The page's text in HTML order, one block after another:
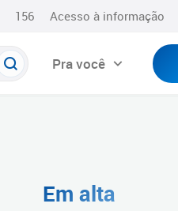
156 Acesso à informação
Pra você
Em alta